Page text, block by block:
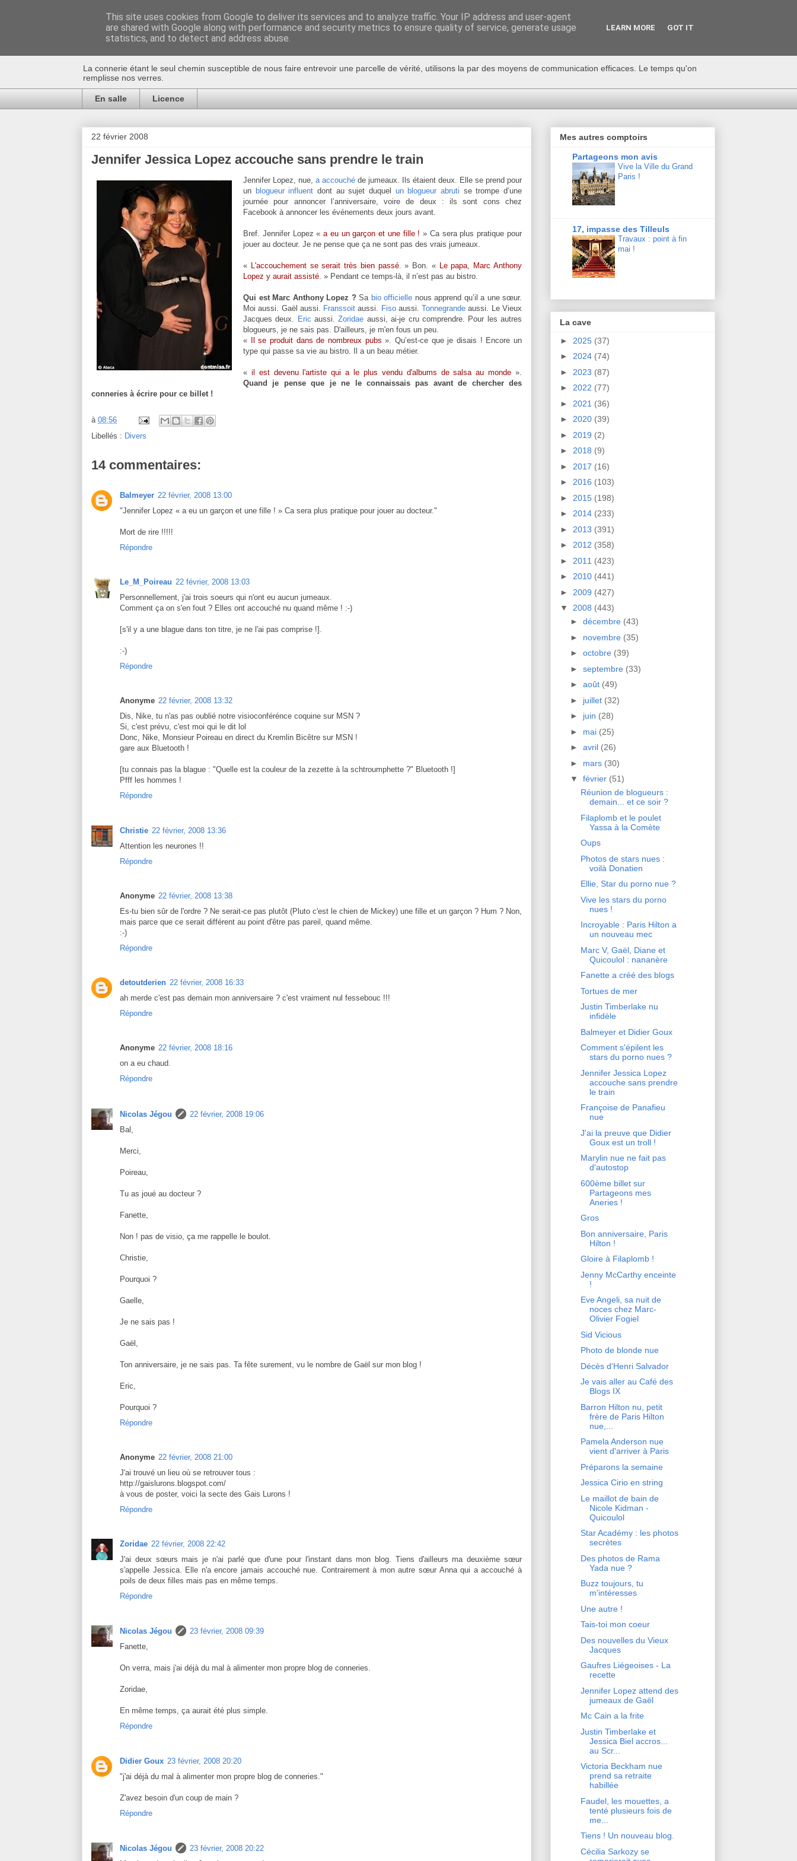
Au bistro !
La connerie étant le seul chemin susceptible de nous faire entrevoir une parcelle de vérité, utilisons la par des moyens de communication efficaces. Le temps qu'on
remplisse nos verres.
En salle Licence
22 février 2008
Jennifer Jessica Lopez accouche sans prendre le train
Jennifer Lopez, nue, a accouché de jumeaux. Ils étaient deux. Elle se prend pour
un blogueur influent dont au sujet duquel un blogueur abruti se trompe d’une
journée pour annoncer l’anniversaire, voire de deux : ils sont cons chez
Facebook à annoncer les événements deux jours avant.
Bref. Jennifer Lopez «a eu un garçon et une fille ! » Ca sera plus pratique pour
jouer au docteur. Je ne pense que ça ne sont pas des vrais jumeaux.
« L'accouchement se serait très bien passé. » Bon. «
Le papa, Marc Anthony
Lopez y aurait assisté. » Pendant ce temps-là, il n’est pas au bistro.
Qui est Marc Anthony Lopez ? Sa bio officielle nous apprend qu’il a une sœur.
Moi aussi. Gaël aussi.
Franssoit aussi. Fisoaussi.Tonnegrande aussi. Le Vieux
Jacques deux.
Eric aussi.Zoridae aussi, ai-je cru comprendre. Pour les autres
blogueurs, je ne sais pas. D'ailleurs, je m'en fous un peu.
« Il se produit dans de nombreux pubs ». Qu’est-ce que je disais ! Encore un
type qui passe sa vie au bistro. Il a un beau métier.
« il est devenu l'artiste qui a le plus vendu d'albums de salsa au monde ».
Quand je pense que je ne le connaissais pas avant de chercher des
conneries à écrire pour ce billet !
à 08:56
Libellés : Divers
14 commentaires:
Balmeyer 22 février, 2008 13:00
"Jennifer Lopez « a eu un garçon et une fille ! » Ca sera plus pratique pour jouer au docteur."
Mort de rire !!!!!
Répondre
Le_M_Poireau 22 février, 2008 13:03
Personnellement, j'ai trois soeurs qui n'ont eu aucun jumeaux.
Comment ça on s'en fout ? Elles ont accouché nu quand même ! :-)
[s'il y a une blague dans ton titre, je ne l'ai pas comprise !].
:-)
Répondre
Anonyme 22 février, 2008 13:32
Dis, Nike, tu n'as pas oublié notre visioconférénce coquine sur MSN ?
Si, c'est prévu, c'est moi qui le dit lol
Donc, Nike, Monsieur Poireau en direct du Kremlin Bicêtre sur MSN !
gare aux Bluetooth !
[tu connais pas la blague : "Quelle est la couleur de la zezette à la schtroumphette ?" Bluetooth !]
Pfff les hommes !
Répondre
Christie 22 février, 2008 13:36
Attention les neurones !!
Répondre
Anonyme 22 février, 2008 13:38
Es-tu bien sûr de l'ordre ? Ne serait-ce pas plutôt (Pluto c'est le chien de Mickey) une fille et un garçon ? Hum ? Non,
mais parce que ce serait différent au point d'être pas pareil, quand même.
:-)
Répondre
detoutderien 22 février, 2008 16:33
ah merde c'est pas demain mon anniversaire ? c'est vraiment nul fessebouc !!!
Répondre
Anonyme 22 février, 2008 18:16
on a eu chaud.
Répondre
Nicolas Jégou
22 février, 2008 19:06
Bal,
Merci,
Poireau,
Tu as joué au docteur ?
Fanette,
Non ! pas de visio, ça me rappelle le boulot.
Christie,
Pourquoi ?
Gaelle,
Je ne sais pas !
Gaël,
Ton anniversaire, je ne sais pas. Ta fête surement, vu le nombre de Gaël sur mon blog !
Eric,
Pourquoi ?
Répondre
Anonyme 22 février, 2008 21:00
J'ai trouvé un lieu où se retrouver tous :
http://gaislurons.blogspot.com/
à vous de poster, voici la secte des Gais Lurons !
Répondre
Zoridae 22 février, 2008 22:42
J'ai deux sœurs mais je n'ai parlé que d'une pour l'instant dans mon blog. Tiens d'ailleurs ma deuxième sœur
s'appelle Jessica. Elle n'a encore jamais accouché nue. Contrairement à mon autre sœur Anna qui a accouché à
poils de deux filles mais pas en même temps.
Répondre
Nicolas Jégou
23 février, 2008 09:39
Fanette,
On verra, mais j'ai déjà du mal à alimenter mon propre blog de conneries.
Zoridae,
En même temps, ça aurait été plus simple.
Répondre
Didier Goux 23 février, 2008 20:20
"j'ai déjà du mal à alimenter mon propre blog de conneries."
Z'avez besoin d'un coup de main ?
Répondre
Nicolas Jégou
23 février, 2008 20:22
Mes autres comptoirs
Partageons mon avis
Vive la Ville du Grand
Paris !
17, impasse des Tilleuls
Travaux : point à fin
mai !
La cave
► 2025 (37)
► 2024 (74)
► 2023 (87)
► 2022 (77)
► 2021 (36)
► 2020 (39)
► 2019 (2)
► 2018 (9)
► 2017 (16)
► 2016 (103)
► 2015 (198)
► 2014 (233)
► 2013 (391)
► 2012 (358)
► 2011 (423)
► 2010 (441)
► 2009 (427)
▼ 2008 (443)
► décembre (43)
► novembre (35)
► octobre (39)
► septembre (33)
► août (49)
► juillet (32)
► juin (28)
► mai (25)
► avril (26)
► mars (30)
▼ février (51)
Réunion de blogueurs :
demain... et ce soir ?
Filaplomb et le poulet
Yassa à la Comète
Oups
Photos de stars nues :
voilà Donatien
Ellie, Star du porno nue ?
Vive les stars du porno
nues !
Incroyable : Paris Hilton a
un nouveau mec
Marc V, Gaël, Diane et
Quicoulol : nananère
Fanette a créé des blogs
Tortues de mer
Justin Timberlake nu
infidèle
Balmeyer et Didier Goux
Comment s'épilent les
stars du porno nues ?
Jennifer Jessica Lopez
accouche sans prendre
le train
Françoise de Panafieu
nue
J'ai la preuve que Didier
Goux est un troll !
Marylin nue ne fait pas
d'autostop
600ème billet sur
Partageons mes
Aneries !
Gros
Bon anniversaire, Paris
Hilton !
Gloire à Filaplomb !
Jenny McCarthy enceinte
!
Eve Angeli, sa nuit de
noces chez Marc-
Olivier Fogiel
Sid Vicious
Photo de blonde nue
Décès d'Henri Salvador
Je vais aller au Café des
Blogs IX
Barron Hilton nu, petit
frère de Paris Hilton
nue,...
Pamela Anderson nue
vient d'arriver à Paris
Préparons la semaine
Jessica Cirio en string
Le maillot de bain de
Nicole Kidman -
Quicoulol
Star Académy : les photos
secrètes
Des photos de Rama
Yada nue ?
Buzz toujours, tu
m'intéresses
Une autre !
Tais-toi mon coeur
Des nouvelles du Vieux
Jacques
Gaufres Liégeoises - La
recette
Jennifer Lopez attend des
jumeaux de Gaël
Mc Cain a la frite
Justin Timberlake et
Jessica Biel accros...
au Scr...
Victoria Beckham nue
prend sa retraite
habillée
Faudel, les mouettes, a
tenté plusieurs fois de
me...
Tiens ! Un nouveau blog.
Cécilia Sarkozy se
This site uses cookies from Google to deliver its services and to analyze traffic. Your IP address and user-agent
are shared with Google along with performance and security metrics to ensure quality of service, generate usage
statistics, and to detect and address abuse.
LEARN MORE GOT IT